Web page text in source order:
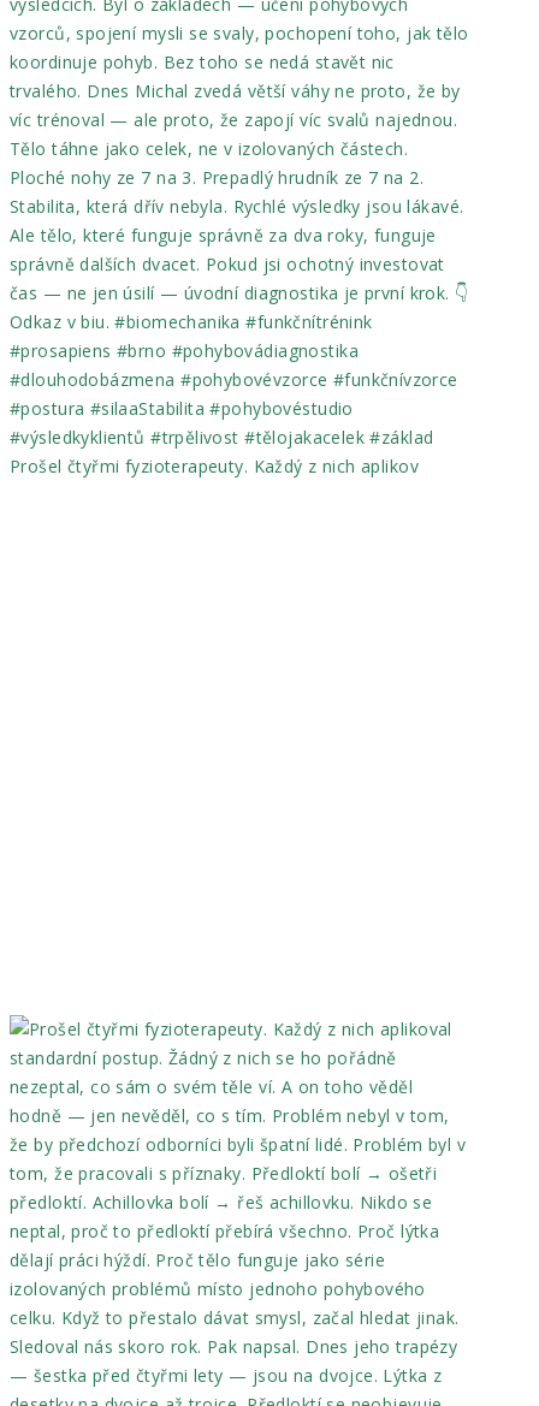
Prošel čtyřmi fyzioterapeuty. Každý z nich aplikov